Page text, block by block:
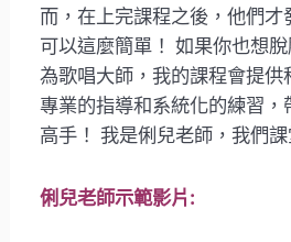
而，在上完課程之後，他們
可以這麼簡單！ 如果你也想
為歌唱大師，我的課程會提
專業的指導和系統化的練習
高手！ 我是俐兒老師，我們課
俐兒老師示範影片: